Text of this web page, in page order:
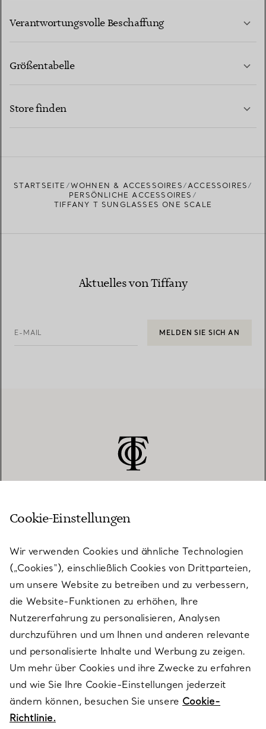
Verantwortungsvolle Beschaffung
Größentabelle
Store finden
STARTSEITE WOHNEN & ACCESSOIRES
ACCESSOIRES
PERSÖNLICHE ACCESSOIRES
TIFFANY T SUNGLASSES ONE SCALE
Aktuelles von Tiffany
E-MAIL MELDEN SIE SICH AN
KUNDENSERVICE
SERVICES
ÜBER TIFFANY & CO.
RECHTLICHE HINWEISE
FOLGEN SIE UNS
Cookie-Einstellungen
Wir verwenden Cookies und ähnliche Technologien
(„Cookies“), einschließlich Cookies von Drittparteien,
um unsere Website zu betreiben und zu verbessern,
die Website-Funktionen zu erhöhen, Ihre
Nutzererfahrung zu personalisieren, Analysen
durchzuführen und um Ihnen und anderen relevante
und personalisierte Inhalte und Werbung zu zeigen.
Um mehr über Cookies und ihre Zwecke zu erfahren
und wie Sie Ihre Cookie-Einstellungen jederzeit
ändern können, besuchen Sie unsere Cookie-
Richtlinie.